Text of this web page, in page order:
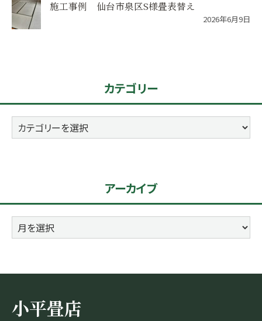
施工事例 仙台市泉区S様畳表替え
2026年6月9日
カテゴリー
カ
テ
アーカイブ
ア
ー
イ
小平畳店